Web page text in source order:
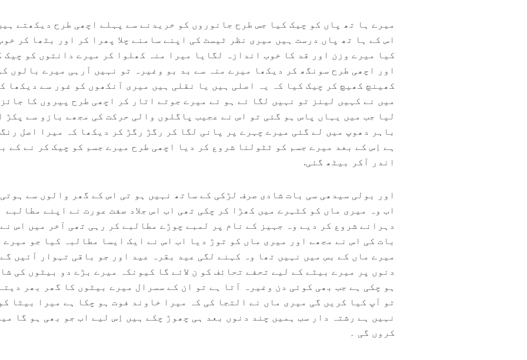
میرے ہا تھ پاں کو چیک کیا جس طرح جانوروں کو خریدنے سے پہلے اچھی طرح دیکھتے
اس کے ہا تھ پاں درست ہیں میری نظر ٹیسٹ کی اپنے سامنے چلا پھرا کر اور بٹھا کر
کیا میرے وزن اور قد کا خوب اندازہ لگایا میرا منہ کھلوا کر میرے دانتوں کو چیک
اور اچھی طرح سونگھ کر دیکھا میرے منہ سے بد بو وغیرہ تو نہیں آرہی میرے بالوں
کھینچ کھیچ کر چیک کیا کہ یہ اصلی ہیں یا نقلی ہیں میری آنکھوں کو غور سے دیکھا
میں نے کہیں لینز تو نہیں لگا ئے ہو ئے میرے جوتے اتار کر اچھی طرح پیروں کا
لیا جب میں یہاں پاس ہو گئی تو اس نے عجیب پاگلوں والی حرکت کی مجھے بازو سے پکڑ
باہر دھوپ میں لے گئی میرے چہرے پر پانی لگا کر رگڑ رگڑ کر دیکھا کہ میرا اصل رنگ
ہے اِس کے بعد میرے جسم کو ٹٹولنا شروع کر دیا اچھی طرح میرے جسم کو چیک کر نے کے
اندر آکر بیٹھ گئی.
اور بولی سیدھی سی بات شادی صرف لڑکی کے ساتھ نہیں ہو تی اس کے گھر والوں سے
اب وہ میری ماں کو کٹہرے میں کھڑا کر چکی تھی اب اس جلاد صفت عورت نے اپنے مطالبے
دہرانے شروع کر دیے وہ جہیز کے نام پر لمبے چوڑے مطالبے کر رہی تھی آخر میں اس نے
بات کی اس نے مجھے اور میری ماں کو توڑ دیا اب اس نے ایک ایسا مطالبہ کیا جو میرے
میرے ماں کے بس میں نہیں تھا وہ کہنے لگی عید بقرہ عید اور جو باقی تہوار آئیں
دنوں پر میرے بیٹے کے لیے تحفے تحائف کو ن لائے گا کیونکہ میرے بڑے دو بیٹوں کی
ہو چکی ہے جب بھی کوئی دن وغیرہ آتا ہے تو ان کے سسرال میرے بیٹوں کا گھر بھر
تو آپ کیا کریں گی میری ماں نے التجا کی کہ میرا خاوند فوت ہو چکا ہے میرا بیٹا
نہیں ہے رشتہ دار سب ہمیں چند دنوں بعد ہی چھوڑ چکے ہیں اِس لیے اب جو بھی ہو گا
کروں گی ۔